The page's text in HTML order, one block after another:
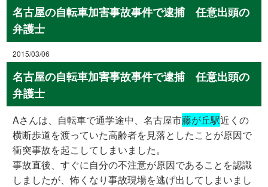
名古屋の自転車加害事故事件で逮捕 任意出頭の
弁護士
2015/03/06
名古屋の自転車加害事故事件で逮捕 任意出頭の
弁護士
Aさんは、自転車で通学途中、名古屋市藤が丘駅近くの
横断歩道を渡っていた高齢者を見落としたことが原因で
衝突事故を起こしてしまいました。
事故直後、すぐに自分の不注意が原因であることを認識
しましたが、怖くなり事故現場を逃げ出してしまいまし